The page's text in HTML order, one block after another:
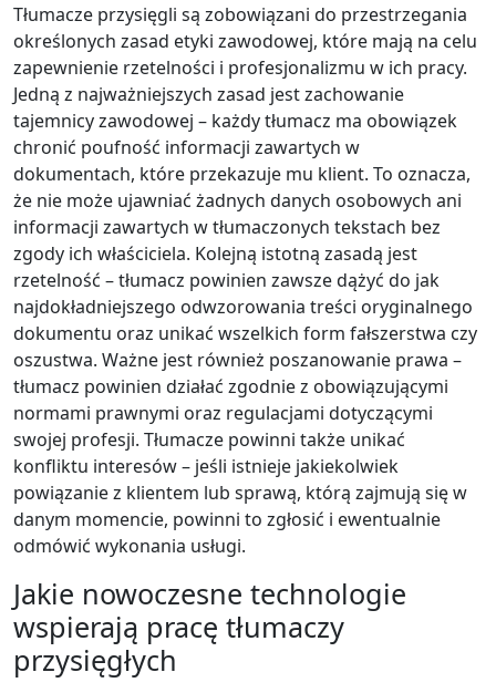
Tłumacze przysięgli są zobowiązani do przestrzegania
określonych zasad etyki zawodowej, które mają na celu
zapewnienie rzetelności i profesjonalizmu w ich pracy.
Jedną z najważniejszych zasad jest zachowanie
tajemnicy zawodowej – każdy tłumacz ma obowiązek
chronić poufność informacji zawartych w
dokumentach, które przekazuje mu klient. To oznacza,
że nie może ujawniać żadnych danych osobowych ani
informacji zawartych w tłumaczonych tekstach bez
zgody ich właściciela. Kolejną istotną zasadą jest
rzetelność – tłumacz powinien zawsze dążyć do jak
najdokładniejszego odwzorowania treści oryginalnego
dokumentu oraz unikać wszelkich form fałszerstwa czy
oszustwa. Ważne jest również poszanowanie prawa –
tłumacz powinien działać zgodnie z obowiązującymi
normami prawnymi oraz regulacjami dotyczącymi
swojej profesji. Tłumacze powinni także unikać
konfliktu interesów – jeśli istnieje jakiekolwiek
powiązanie z klientem lub sprawą, którą zajmują się w
danym momencie, powinni to zgłosić i ewentualnie
odmówić wykonania usługi.
Jakie nowoczesne technologie
wspierają pracę tłumaczy
przysięgłych